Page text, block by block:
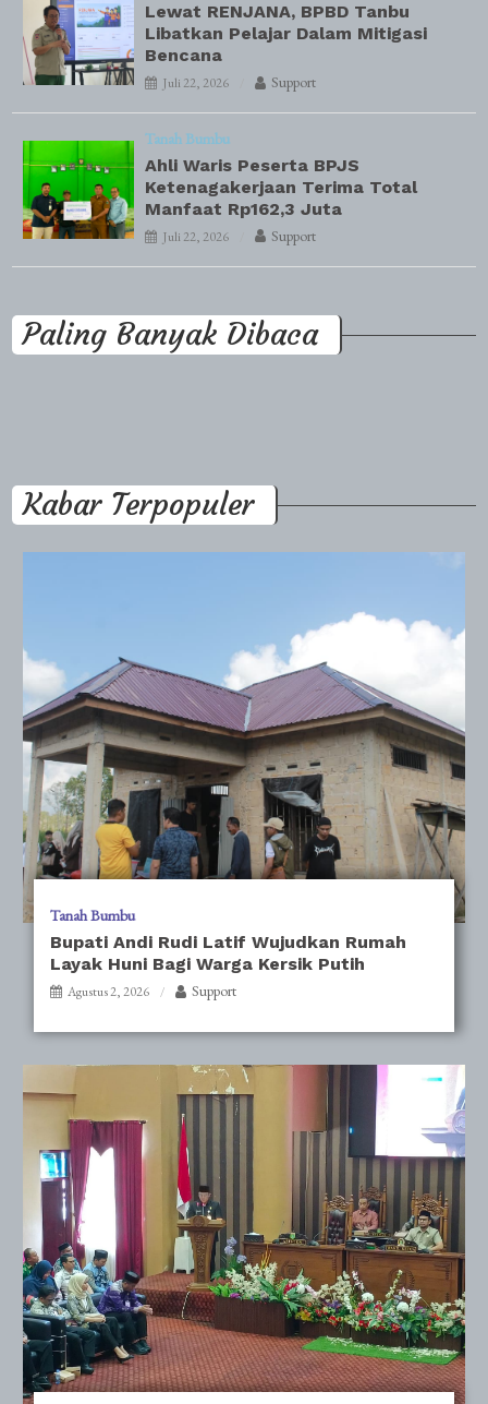
Lewat RENJANA, BPBD Tanbu
Libatkan Pelajar Dalam Mitigasi
Bencana
Juli 22, 2026 Support
Tanah Bumbu
Ahli Waris Peserta BPJS
Ketenagakerjaan Terima Total
Manfaat Rp162,3 Juta
Juli 22, 2026 Support
Paling Banyak Dibaca
Kabar Terpopuler
Tanah Bumbu
Bupati Andi Rudi Latif Wujudkan Rumah
Layak Huni Bagi Warga Kersik Putih
Agustus 2, 2026 Support